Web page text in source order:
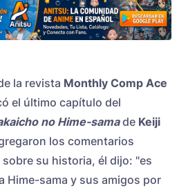
la revista Monthly Comp Ace
el último capítulo del
no Hime-samade Keiji
los comentarios
su historia, él dijo: "es
Hime-sama y sus amigos por